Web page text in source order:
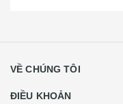
VỀ CHÚNG TÔI
ĐIỀU KHOẢN